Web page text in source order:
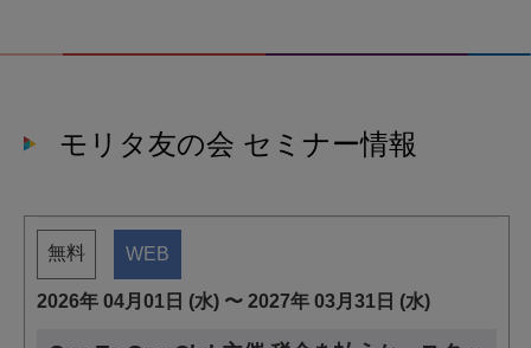
モリタ友の会 セミナー情報